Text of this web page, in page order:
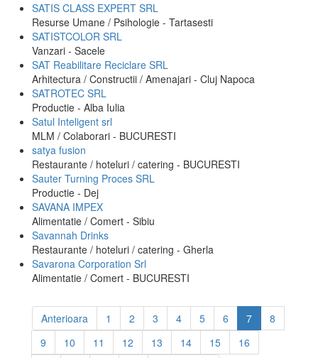
SATIS CLASS EXPERT SRL
Resurse Umane / Psihologie - Tartasesti
SATISTCOLOR SRL
Vanzari - Sacele
SAT Reabilitare Reciclare SRL
Arhitectura / Constructii / Amenajari - Cluj Napoca
SATROTEC SRL
Productie - Alba Iulia
Satul Inteligent srl
MLM / Colaborari - BUCURESTI
satya fusion
Restaurante / hoteluri / catering - BUCURESTI
Sauter Turning Proces SRL
Productie - Dej
SAVANA IMPEX
Alimentatie / Comert - Sibiu
Savannah Drinks
Restaurante / hoteluri / catering - Gherla
Savarona Corporation Srl
Alimentatie / Comert - BUCURESTI
Anterioara 1 2 3 4 5 6 7
8
9
10 11 12 13 14 15
16